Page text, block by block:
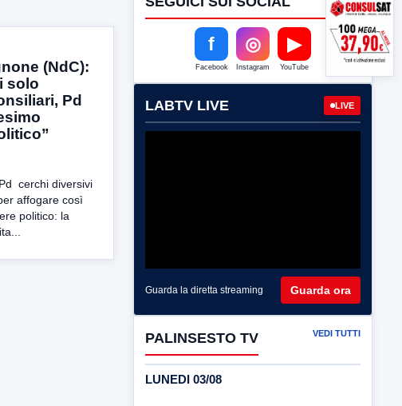
(NdC):
solo
Pd
cerchi diversivi
affogare così
politico: la
f
Facebook
◎
Instagram
▶
YouTube
LABTV LIVE LIVE
Guarda la diretta streaming Guarda ora
PALINSESTO TV VEDI TUTTI
LUNEDI 03/08